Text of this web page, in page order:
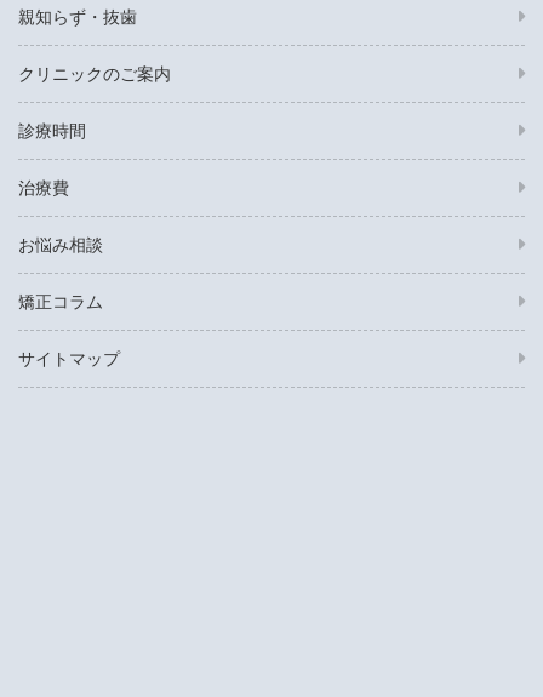
親知らず・抜歯
クリニックのご案内
診療時間
治療費
お悩み相談
矯正コラム
サイトマップ